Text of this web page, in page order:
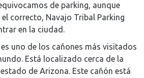
de parking, aunque
correcto, Navajo Tribal Parking
en la ciudad.
uno de los cañones más visitados
Está localizado cerca de la
de Arizona. Este cañón está